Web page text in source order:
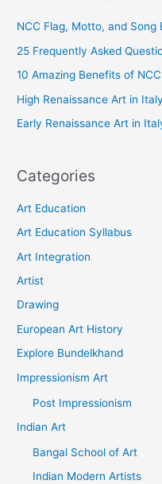
NCC Flag, Motto, and Song
25 Frequently Asked
10 Amazing Benefits of
High Renaissance Art in Italy
Early Renaissance Art in Italy
Categories
Art Education
Art Education Syllabus
Art Integration
Artist
Drawing
European Art History
Explore Bundelkhand
Impressionism Art
Post Impressionism
Indian Art
Bangal School of Art
Indian Modern Artists